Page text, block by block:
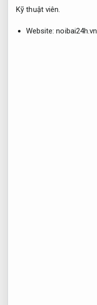
Kỹ thuật viên.
Website: noibai24h.vn